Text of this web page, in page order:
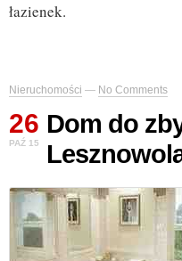
łazienek.
Nieruchomości — No Comments
26
PAŹ 15
Dom do